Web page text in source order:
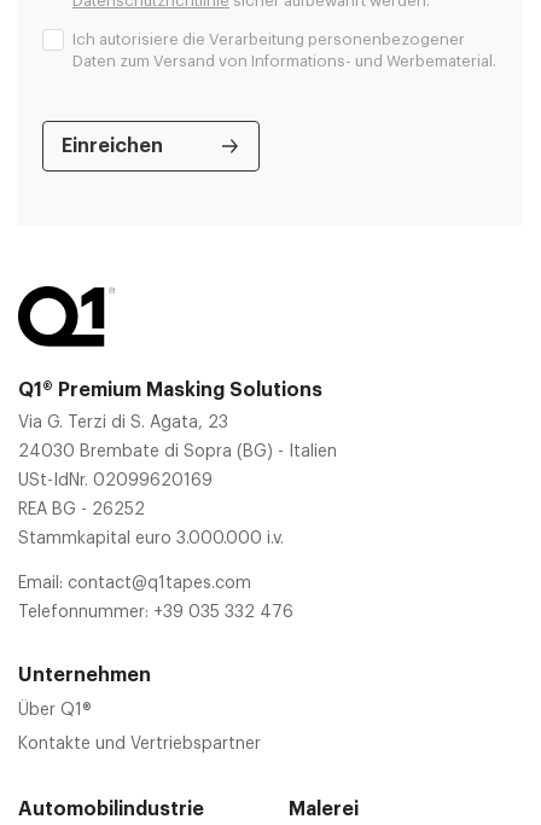
Ich autorisiere die Verarbeitung personenbezogener
Daten zum Versand von Informations- und Werbematerial.
Q1® Premium Masking Solutions
Via G. Terzi di S. Agata, 23
24030 Brembate di Sopra (BG) - Italien
USt-IdNr. 02099620169
REA BG - 26252
Stammkapital euro 3.000.000 i.v.
Email: contact@q1tapes.com
Telefonnummer: +39 035 332 476
Unternehmen
Über Q1®
Kontakte und Vertriebspartner
Automobilindustrie Malerei